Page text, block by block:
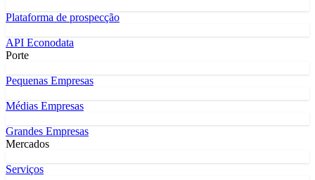
Plataforma de prospecção
API Econodata
Porte
Pequenas Empresas
Médias Empresas
Grandes Empresas
Mercados
Serviços